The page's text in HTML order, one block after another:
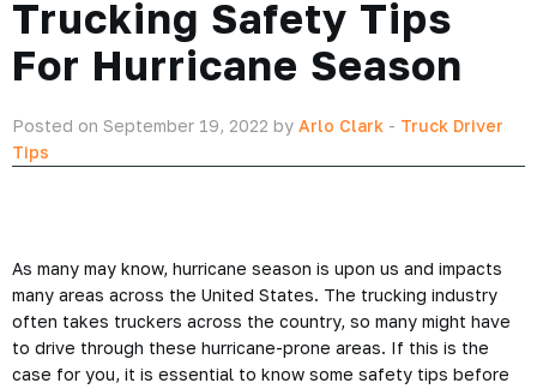
Trucking Safety Tips
For Hurricane Season
Posted on September 19, 2022 by Arlo Clark - Truck Driver
Tips
As many may know, hurricane season is upon us and impacts
many areas across the United States. The trucking industry
often takes truckers across the country, so many might have
to drive through these hurricane-prone areas. If this is the
case for you, it is essential to know some safety tips before